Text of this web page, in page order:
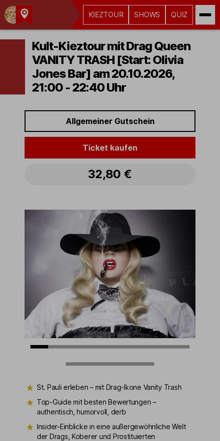
Kult-
Kieztouren
Hamburg
KIEZTOUR SHOWS QUIZ
Kult-Kieztour mit Drag Queen
VANITY TRASH [Start: Olivia
Jones Bar] am 20.10.2026,
21:00 - 22:40 Uhr
Allgemeiner Gutschein
Ticket kaufen
32,80 €
St. Pauli erleben – mit Drag-Ikone Vanity Trash
Top-Guide mit besten Bewertungen –
authentisch, humorvoll, derb
Insider-Einblicke in eine außergewöhnliche Welt
der Drags, Koberer und Prostituierten